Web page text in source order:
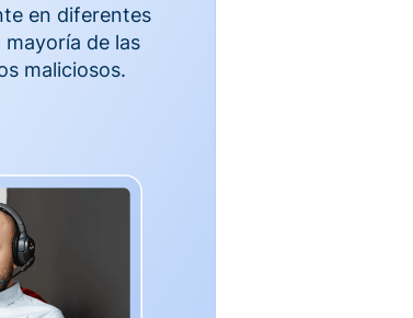
en diferentes
de las
maliciosos.